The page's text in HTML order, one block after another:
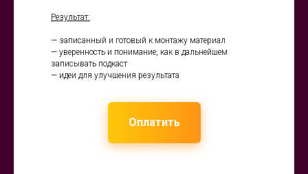
Результат:
— записанный и готовый к монтажу материал
— уверенность и понимание, как в дальнейшем
записывать подкаст
— идеи для улучшения результата
Оплатить